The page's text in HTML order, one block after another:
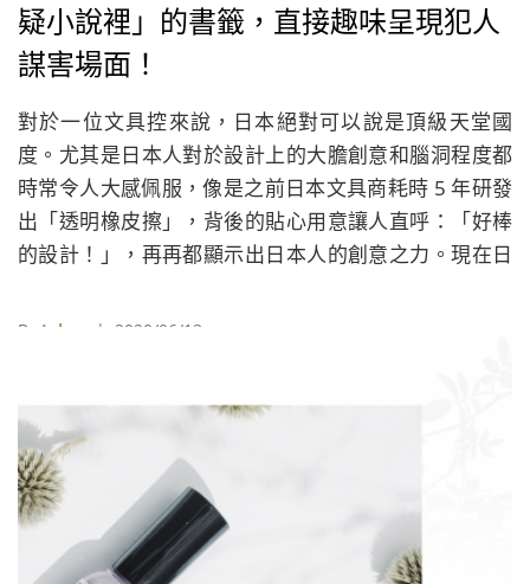
疑小說裡」的書籤，直接趣味呈現犯人
謀害場面！
對於一位文具控來說，日本絕對可以說是頂級天堂國
度。尤其是日本人對於設計上的大膽創意和腦洞程度都
時常令人大感佩服，像是之前日本文具商耗時 5 年研發
出「透明橡皮擦」，背後的貼心用意讓人直呼：「好棒
的設計！」，再再都顯示出日本人的創意之力。現在日
商品，居然是一種號稱「最適合夾在推理懸疑小說裡的
By Juksy | 2020/06/13